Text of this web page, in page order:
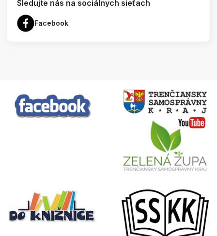
Sledujte nás na sociálnych sieťach
Facebook